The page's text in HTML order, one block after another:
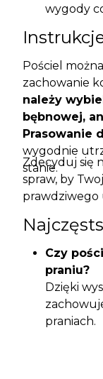
wygody
Pościel można
zachowanie
należy
bębnowej,
Prasowanie
wygodnie
stanie.
Zdecyduj się
spraw, by
prawdziwego
Czy
praniu?
Dzięki
praniach.